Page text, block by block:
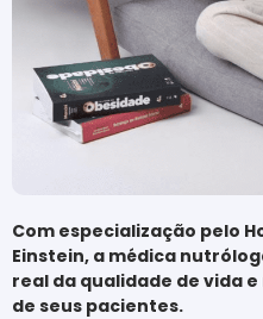
Com especialização pelo
Einstein, a médica
real da qualidade de vida
de seus pacientes.